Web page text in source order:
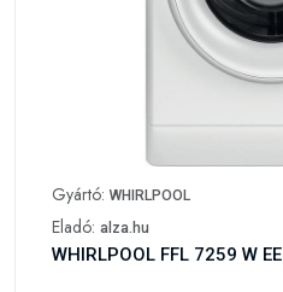
Gyártó: WHIRLPOOL
Eladó: alza.hu
WHIRLPOOL FFL 7259 W EE